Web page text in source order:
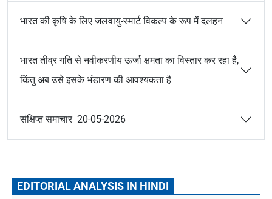
भारत की कृषि के लिए जलवायु-स्मार्ट विकल्प के रूप में दलहन
भारत तीव्र गति से नवीकरणीय ऊर्जा क्षमता का विस्तार कर रहा है,
किंतु अब उसे इसके भंडारण की आवश्यकता है
संक्षिप्त समाचार 20-05-2026
EDITORIAL ANALYSIS IN HINDI